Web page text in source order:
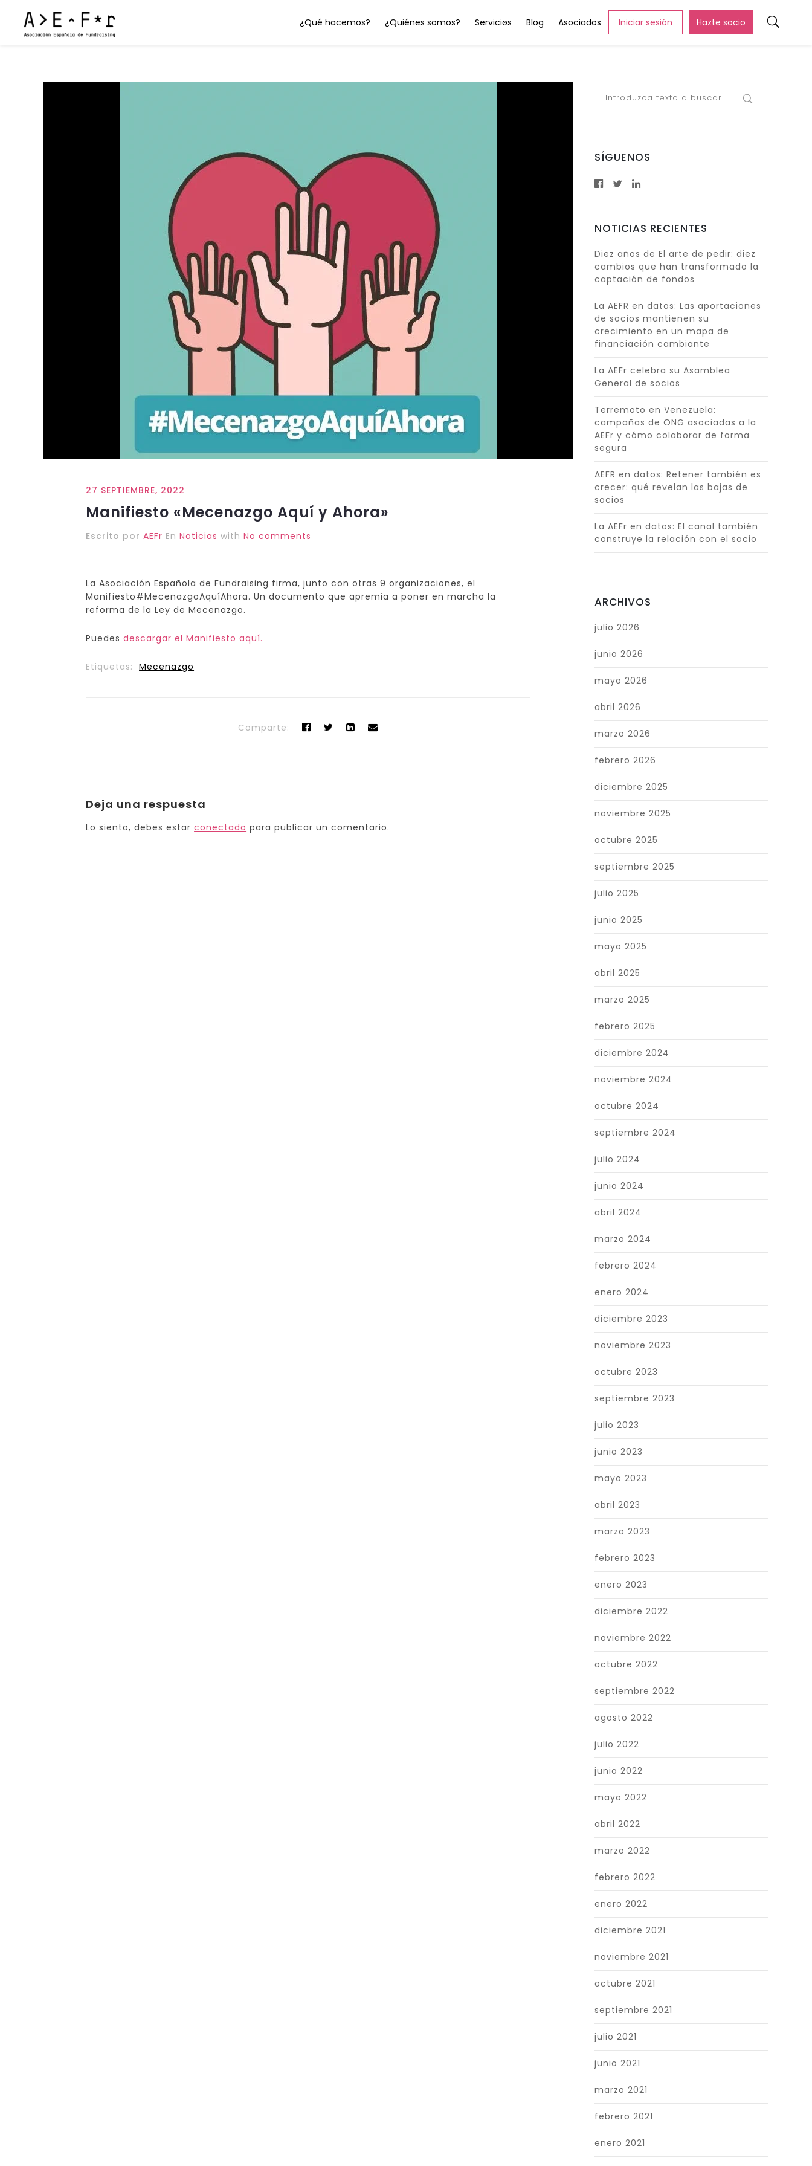
¿Qué hacemos? ¿Quiénes somos? Servicios Blog Asociados Iniciar sesión Hazte socio
27 SEPTIEMBRE, 2022
Manifiesto «Mecenazgo Aquí y Ahora»
Escrito porAEFr EnNoticias withNo comments
La Asociación Española de Fundraising firma, junto con otras 9 organizaciones, el
Manifiesto#MecenazgoAquíAhora. Un documento que apremia a poner en marcha la
reforma de la Ley de Mecenazgo.
Puedesdescargar el Manifiesto aquí.
Etiquetas: Mecenazgo
Comparte:
Deja una respuesta
Lo siento, debes estarconectado para publicar un comentario.
SÍGUENOS
NOTICIAS RECIENTES
Diez años de El arte de pedir: diez
cambios que han transformado la
captación de fondos
La AEFR en datos: Las aportaciones
de socios mantienen su
crecimiento en un mapa de
financiación cambiante
La AEFr celebra su Asamblea
General de socios
Terremoto en Venezuela:
campañas de ONG asociadas a la
AEFr y cómo colaborar de forma
segura
AEFR en datos: Retener también es
crecer: qué revelan las bajas de
socios
La AEFr en datos: El canal también
construye la relación con el socio
ARCHIVOS
julio 2026
junio 2026
mayo 2026
abril 2026
marzo 2026
febrero 2026
diciembre 2025
noviembre 2025
octubre 2025
septiembre 2025
julio 2025
junio 2025
mayo 2025
abril 2025
marzo 2025
febrero 2025
diciembre 2024
noviembre 2024
octubre 2024
septiembre 2024
julio 2024
junio 2024
abril 2024
marzo 2024
febrero 2024
enero 2024
diciembre 2023
noviembre 2023
octubre 2023
septiembre 2023
julio 2023
junio 2023
mayo 2023
abril 2023
marzo 2023
febrero 2023
enero 2023
diciembre 2022
noviembre 2022
octubre 2022
septiembre 2022
agosto 2022
julio 2022
junio 2022
mayo 2022
abril 2022
marzo 2022
febrero 2022
enero 2022
diciembre 2021
noviembre 2021
octubre 2021
septiembre 2021
julio 2021
junio 2021
marzo 2021
febrero 2021
enero 2021